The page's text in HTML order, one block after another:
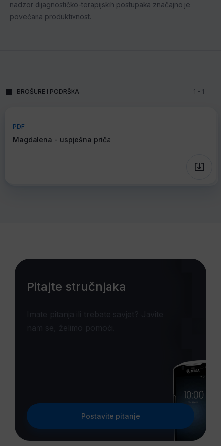
nadzor dijagnostičko-terapijskih postupaka značajno je
povećana produktivnost.
BROŠURE I PODRŠKA 1 - 1
PDF
Magdalena - uspješna priča
Pitajte stručnjaka
Postavite pitanje